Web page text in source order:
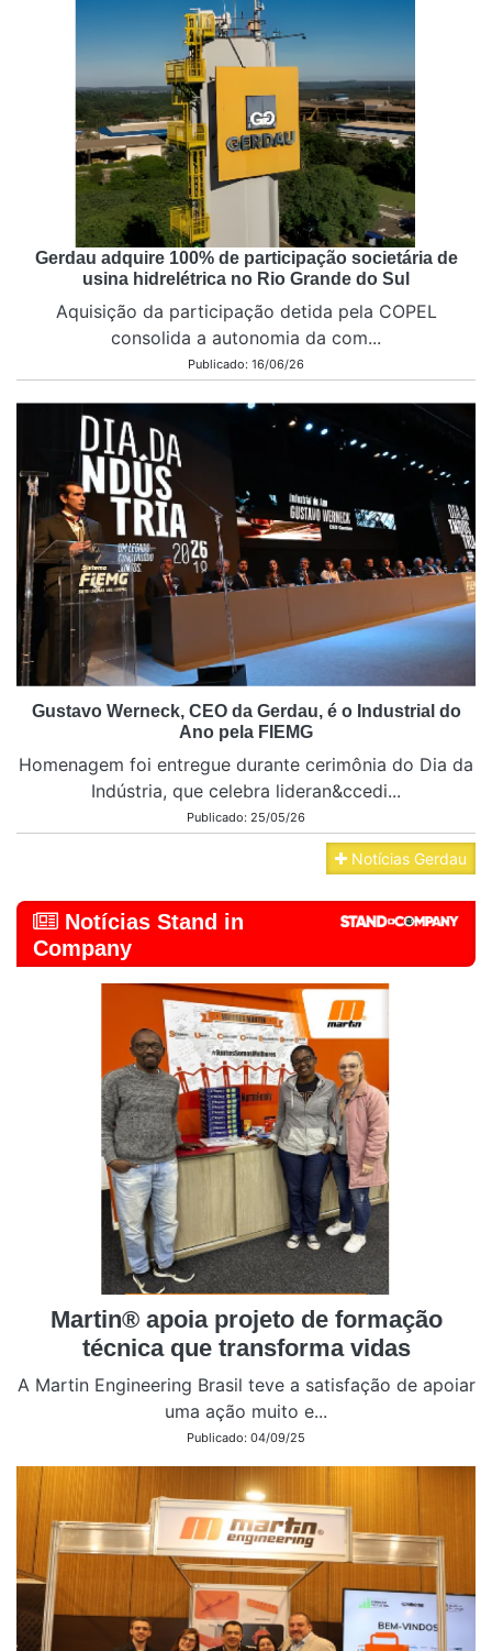
Gerdau adquire 100% de participação societária de
usina hidrelétrica no Rio Grande do Sul
Aquisição da participação detida pela COPEL
consolida a autonomia da com...
Publicado: 16/06/26
Gustavo Werneck, CEO da Gerdau, é o Industrial do
Ano pela FIEMG
Homenagem foi entregue durante cerimônia do Dia da
Indústria, que celebra lideran&ccedi...
Publicado: 25/05/26
Notícias Gerdau
Notícias Stand in
Company
Martin® apoia projeto de formação
técnica que transforma vidas
A Martin Engineering Brasil teve a satisfação de apoiar
uma ação muito e...
Publicado: 04/09/25